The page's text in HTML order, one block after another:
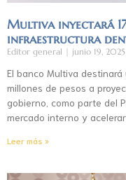
Multiva inyectará
infraestructura
Editor general junio 19, 2025
El banco Multiva
millones de pesos a
gobierno, como parte del
mercado interno y
Leer más »